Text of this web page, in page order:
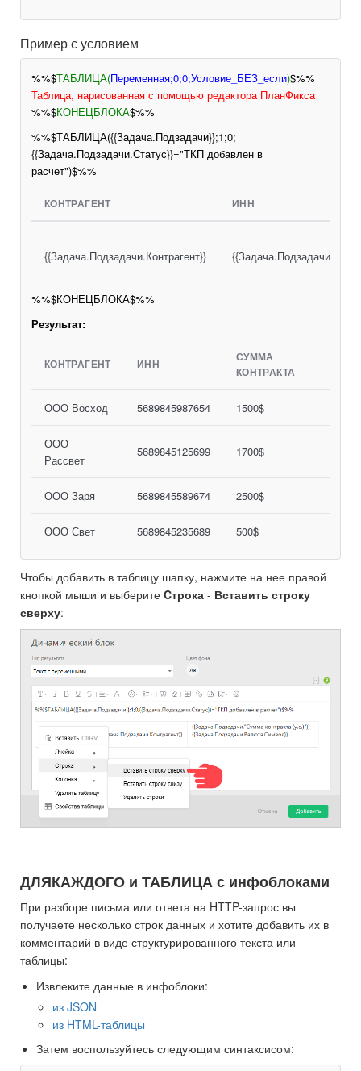
Пример с условием
%%$ТАБЛИЦА(Переменная;0;0;Условие_БЕЗ_если)$%%
Таблица, нарисованная с помощью редактора ПланФикса
%%$КОНЕЦБЛОКА$%%
%%$ТАБЛИЦА({{Задача.Подзадачи}};1;0;
{{Задача.Подзадачи.Статус}}="ТКП добавлен в
расчет")$%%
КОНТРАГЕНТ ИНН
{{Задача.Подзадачи.Контрагент}}
%%$КОНЕЦБЛОКА$%%
Результат:
КОНТРАГЕНТ ИНН
СУММА
КОНТРАКТА
ООО Восход 5689845987654 1500$
ООО
Рассвет
5689845125699 1700$
ООО Заря 5689845589674 2500$
ООО Свет 5689845235689 500$
Чтобы добавить в таблицу шапку, нажмите на нее правой
кнопкой мыши и выберите Cтрока - Вставить строку
сверху:
ДЛЯКАЖДОГО и ТАБЛИЦА с инфоблоками
При разборе письма или ответа на HTTP-запрос вы
получаете несколько строк данных и хотите добавить их в
комментарий в виде структурированного текста или
таблицы:
Извлеките данные в инфоблоки:
из JSON
из HTML-таблицы
Затем воспользуйтесь следующим синтаксисом: